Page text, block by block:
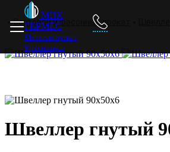
МПК
ГЕРМЕС
Металлопрокат
Красноярск
Сортовой и фасонный прокат
Швеллер гнутый